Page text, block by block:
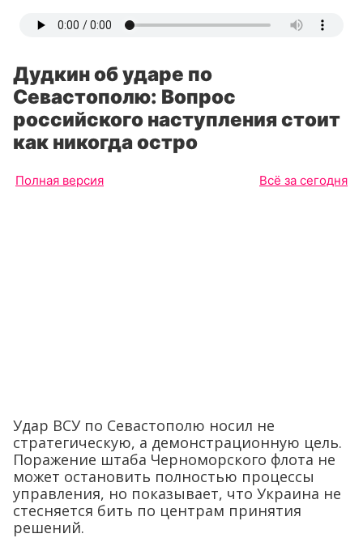
Дудкин об ударе по
Севастополю: Вопрос
российского наступления стоит
как никогда остро
Полная версия Всё за сегодня
Удар ВСУ по Севастополю носил не
стратегическую, а демонстрационную цель.
Поражение штаба Черноморского флота не
может остановить полностью процессы
управления, но показывает, что Украина не
стесняется бить по центрам принятия
решений.